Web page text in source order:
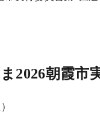
2026朝霞市